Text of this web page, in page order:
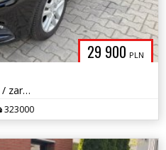
29 900 PLN
1.6 diesel / 110 KM / 6 biegów / zarej w PL / zadbany /możliwa zamiana
323000